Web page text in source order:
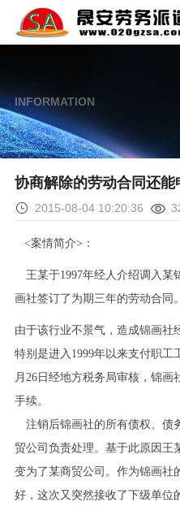
INFORMATION
协商解除的劳动合同还能
2015-08-04 10:20:36
<案情简介>：
王某于1997年经人介绍调入某
画社签订了为期三年的劳动合同。
由于该行业不景气，造成锦画社
特别是进入1999年以来支付职工
月26日经地方税务局审核，锦
手续。
注销后锦画社的所有债权、债
贸公司负责处理。基于此原因王
变为了某商贸公司。作为锦画社
好，这次又突然接收了下级单位